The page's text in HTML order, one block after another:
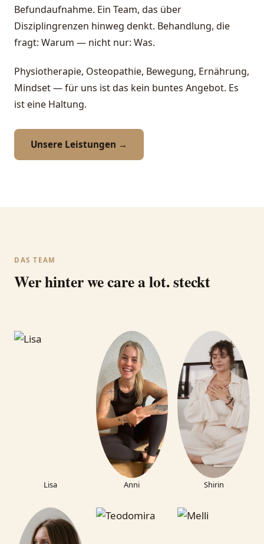
Befundaufnahme. Ein Team, das über
Disziplingrenzen hinweg denkt. Behandlung, die
fragt: Warum — nicht nur: Was.
Physiotherapie, Osteopathie, Bewegung, Ernährung,
Mindset — für uns ist das kein buntes Angebot. Es
ist eine Haltung.
Unsere Leistungen →
DAS TEAM
Wer hinter we care a lot. steckt
Lisa Anni Shirin